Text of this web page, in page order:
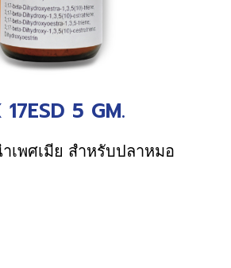
5 GM.
เพศเมีย สำหรับปลาหมอ